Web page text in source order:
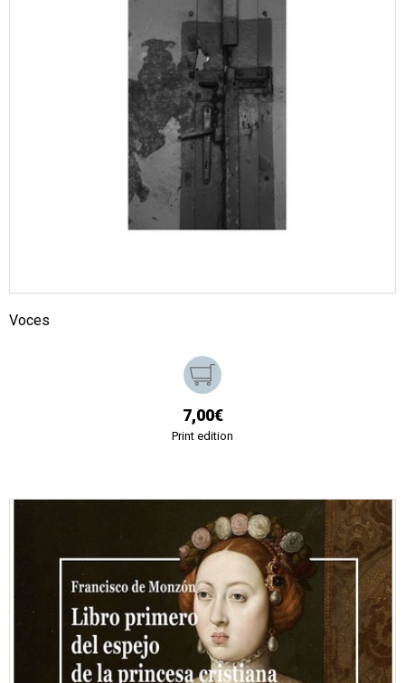
Voces
7,00€
Print edition